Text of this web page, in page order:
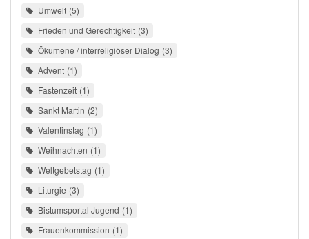
Umwelt 5
Frieden und Gerechtigkeit 3
Ökumene / interreligiöser Dialog 3
Advent 1
Fastenzeit 1
Sankt Martin 2
Valentinstag 1
Weihnachten 1
Weltgebetstag 1
Liturgie 3
Bistumsportal Jugend 1
Frauenkommission 1